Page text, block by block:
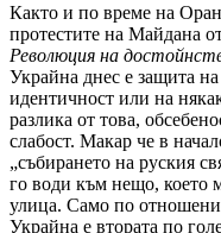
Както и по време на
протестите на Майдана
Революция на
Украйна днес е защита
идентичност или на
разлика от това,
слабост. Макар че в
„събирането на руския
го води към нещо, което
улица. Само по
Украйна е втората по